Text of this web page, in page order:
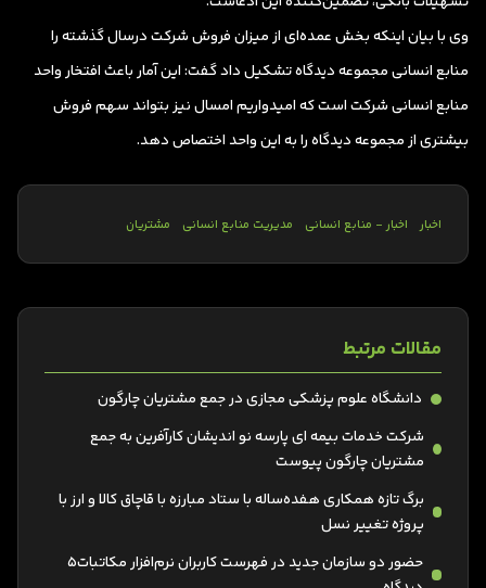
وی با بیان اینکه بخش عمده‌ای از میزان فروش شرکت درسال گذشته را
منابع انسانی مجموعه دیدگاه تشکیل داد گفت: این آمار باعث افتخار واحد
منابع انسانی شرکت است که امیدواریم امسال نیز بتواند سهم فروش
بیشتری از مجموعه دیدگاه را به این واحد اختصاص دهد.
اخبار اخبار - منابع انسانی مدیریت منابع انسانی مشتریان
مقالات مرتبط
دانشگاه علوم پزشکی مجازی در جمع مشتریان چارگون
شرکت خدمات بیمه ای پارسه نو اندیشان کارآفرین به جمع
مشتریان چارگون پیوست
برگ تازه همکاری هفده‌ساله با ستاد مبارزه با قاچاق کالا و ارز با
پروژه تغییر نسل
حضور دو سازمان جدید در فهرست کاربران نرم‌افزار مکاتبات5